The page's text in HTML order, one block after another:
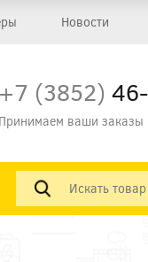
Новости
+7 (3852)
Принимаем ваши заказы